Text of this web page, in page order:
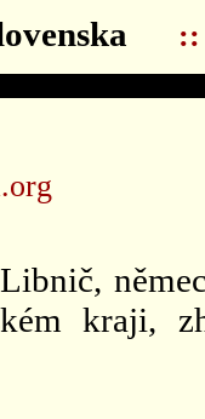
::
kraji,